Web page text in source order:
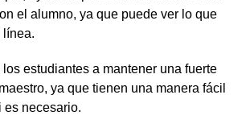
el alumno, ya que puede ver lo que
línea.
estudiantes a mantener una fuerte
ya que tienen una manera fácil
es necesario.